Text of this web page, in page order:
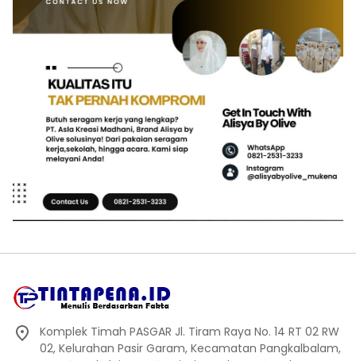
Komplek Timah PASGAR Jl. Tiram Raya No. 14 RT 02 RW
02, Kelurahan Pasir Garam, Kecamatan Pangkalbalam,